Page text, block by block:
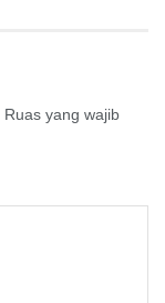
Ruas yang wajib